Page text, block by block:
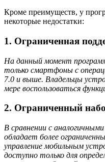
Кроме преимуществ, у
некоторые недостатки:
1. Ограниченная
На данный момент
только смартфоны с
7.0 и выше. Владельцы
мере воспользоваться
2. Ограниченный
В сравнении с
обладает более
управление мобильным
доступно только для